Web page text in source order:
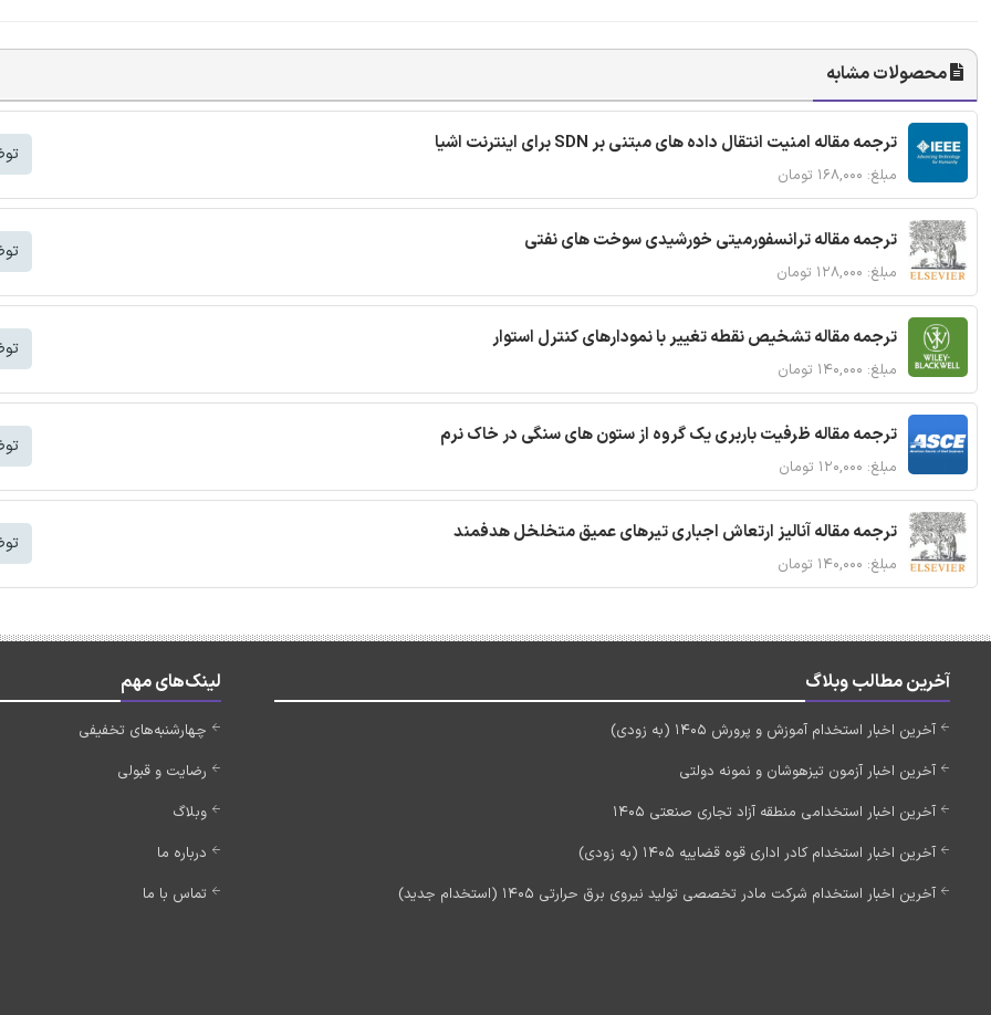
محصولات مشابه
ترجمه مقاله امنیت انتقال داده های مبتنی بر SDN برای اینترنت اشیا
مبلغ: ۱۶۸,۰۰۰ تومان
ترجمه مقاله ترانسفورمیتی خورشیدی سوخت های نفتی
مبلغ: ۱۲۸,۰۰۰ تومان
ترجمه مقاله تشخیص نقطه تغییر با نمودارهای کنترل استوار
مبلغ: ۱۴۰,۰۰۰ تومان
ترجمه مقاله ظرفیت باربری یک گروه از ستون های سنگی در خاک نرم
مبلغ: ۱۲۰,۰۰۰ تومان
ترجمه مقاله آنالیز ارتعاش اجباری تیرهای عمیق متخلخل هدفمند
مبلغ: ۱۴۰,۰۰۰ تومان
آخرین مطالب وبلاگ
آخرین اخبار استخدام آموزش و پرورش 1405 (به زودی)
آخرین اخبار آزمون تیزهوشان و نمونه دولتی
آخرین اخبار استخدامی منطقه آزاد تجاری صنعتی 1405
آخرین اخبار استخدام کادر اداری قوه قضاییه 1405 (به زودی)
آخرین اخبار استخدام شرکت مادر تخصصی تولید نیروی برق حرارتی 1405 (استخدام جدید)
لینک‌های مهم
چهارشنبه‌های تخفیفی
رضایت و قبولی
وبلاگ
درباره ما
تماس با ما